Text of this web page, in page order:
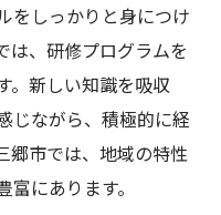
第一歩
状と課題
コツ
魅力
来を描く
をしっかりと身につけ
は、研修プログラムを
。新しい知識を吸収
じながら、積極的に経
郷市では、地域の特性
にあります。